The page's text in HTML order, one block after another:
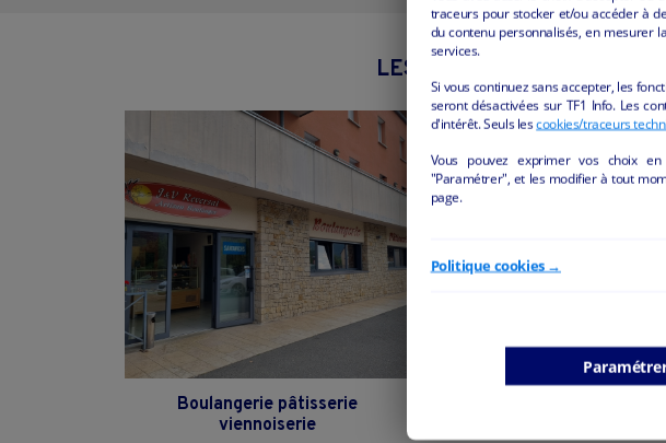
LES AUTRES ANNONCES
Boulangerie pâtisserie
viennoiserie
traceurs pour stocker et/ou accéder à
du contenu personnalisés, en mesurer
services.
Si vous continuez sans accepter, les
seront désactivées sur TF1 Info. Les
d'intérêt. Seuls lescookies/traceurs
Vous pouvez exprimer vos choix
"Paramétrer", et les modifier à tout
page.
Politique cookies →